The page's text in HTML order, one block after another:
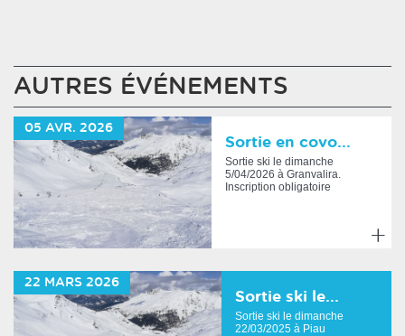
AUTRES ÉVÉNEMENTS
05 AVR. 2026
Sortie en covo...
Sortie ski le dimanche
5/04/2026 à Granvalira.
Inscription obligatoire
savoir
22 MARS 2026
Sortie ski le...
Sortie ski le dimanche
22/03/2025 à Piau